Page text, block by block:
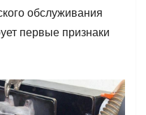
обслуживания
первые признаки